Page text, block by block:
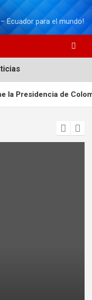
Ecuador para el mundo!
Policía